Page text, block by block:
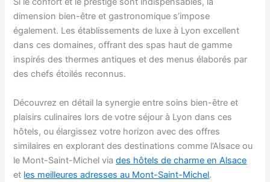
dimension bien-être et gastronomique s’impose
également. Les établissements de luxe à Lyon excellent
dans ces domaines, offrant des spas haut de gamme
inspirés des thermes antiques et des menus élaborés par
des chefs étoilés reconnus.
Découvrez en détail la synergie entre soins bien-être et
plaisirs culinaires lors de votre séjour à Lyon dans ces
hôtels, ou élargissez votre horizon avec des offres
similaires en explorant des destinations comme l’Alsace ou
le Mont-Saint-Michel viades hôtels de charme en Alsace
et les meilleures adresses au Mont-Saint-Michel.